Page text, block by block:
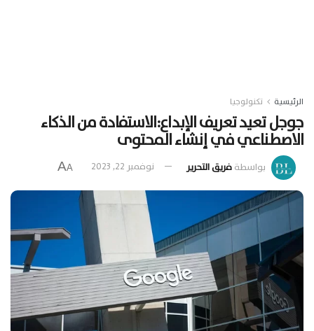
الرئيسية تكنولوجيا
جوجل تعيد تعريف الإبداع:الاستفادة من الذكاء
الاصطناعي في إنشاء المحتوى
بواسطةفريق التحرير نوفمبر 22, 2023 A
A